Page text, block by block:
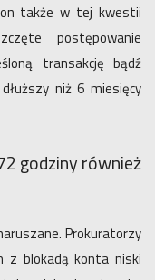
on także w tej kwestii
postępowanie
transakcję bądź
niż 6 miesięcy
godziny również
Prokuratorzy
z blokadą konta niski